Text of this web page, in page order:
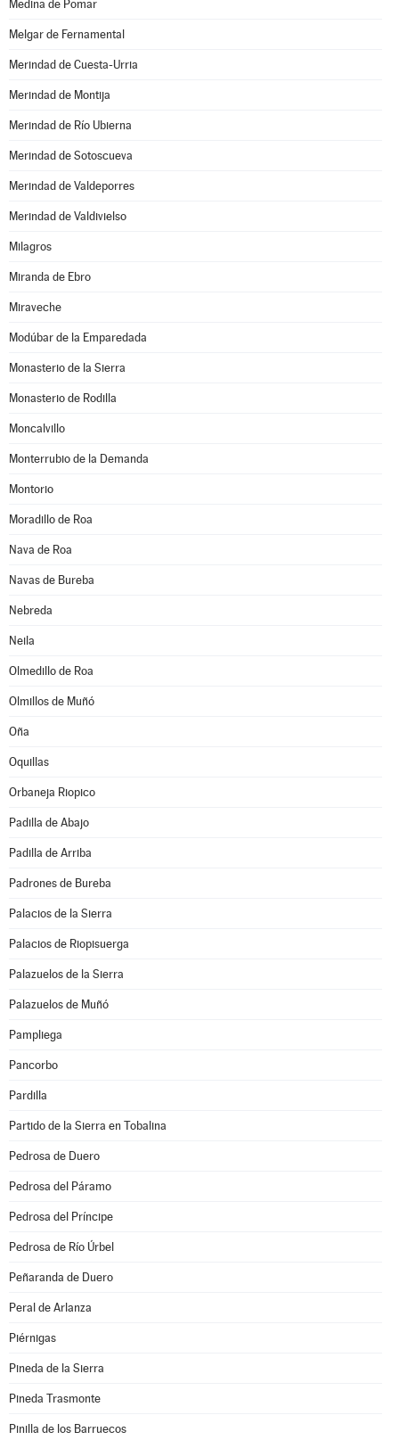
Medina de Pomar
Melgar de Fernamental
Merindad de Cuesta-Urria
Merindad de Montija
Merindad de Río Ubierna
Merindad de Sotoscueva
Merindad de Valdeporres
Merindad de Valdivielso
Milagros
Miranda de Ebro
Miraveche
Modúbar de la Emparedada
Monasterio de la Sierra
Monasterio de Rodilla
Moncalvillo
Monterrubio de la Demanda
Montorio
Moradillo de Roa
Nava de Roa
Navas de Bureba
Nebreda
Neila
Olmedillo de Roa
Olmillos de Muñó
Oña
Oquillas
Orbaneja Riopico
Padilla de Abajo
Padilla de Arriba
Padrones de Bureba
Palacios de la Sierra
Palacios de Riopisuerga
Palazuelos de la Sierra
Palazuelos de Muñó
Pampliega
Pancorbo
Pardilla
Partido de la Sierra en Tobalina
Pedrosa de Duero
Pedrosa del Páramo
Pedrosa del Príncipe
Pedrosa de Río Úrbel
Peñaranda de Duero
Peral de Arlanza
Piérnigas
Pineda de la Sierra
Pineda Trasmonte
Pinilla de los Barruecos